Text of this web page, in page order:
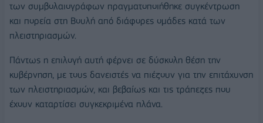
των συμβολαιογράφων πραγματοποιήθηκε συγκέντρωση
και πορεία στη Βουλή από διάφορες ομάδες κατά των
πλειστηριασμών.
Πάντως η επιλογή αυτή φέρνει σε δύσκολη θέση την
κυβέρνηση, με τους δανειστές να πιέζουν για την επιτάχυνση
των πλειστηριασμών, και βεβαίως και τις τράπεζες που
έχουν καταρτίσει συγκεκριμένα πλάνα.